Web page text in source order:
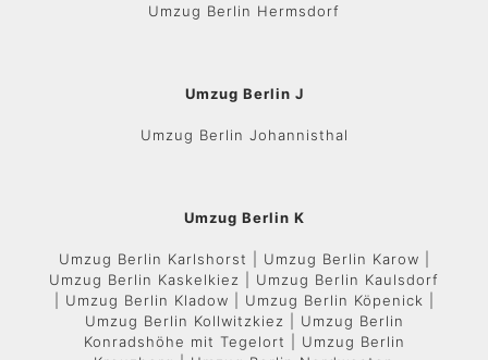
Umzug Berlin Hermsdorf
Umzug Berlin J
Umzug Berlin Johannisthal
Umzug Berlin K
Umzug Berlin Karlshorst | Umzug Berlin Karow |
Umzug Berlin Kaskelkiez | Umzug Berlin Kaulsdorf
| Umzug Berlin Kladow | Umzug Berlin Köpenick |
Umzug Berlin Kollwitzkiez | Umzug Berlin
Konradshöhe mit Tegelort | Umzug Berlin